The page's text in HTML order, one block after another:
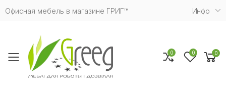
Офисная мебель в магазине ГРИГ™ Инфо
Toggle mobile menu
0 0 0